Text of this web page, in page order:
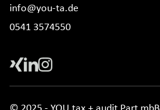
info@you-ta.de
0541 3574550